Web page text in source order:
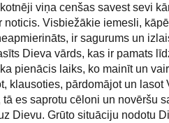
viņa cenšas savest sevi
noticis. Visbiežākie iemesli,
ir sagurums un
Dieva vārds, kas ir pamats
pienācis laiks, ko mainīt un
klausoties, pārdomājot un lasot
tā es saprotu cēloni un novēršu
Dievu. Grūto situāciju nodotu